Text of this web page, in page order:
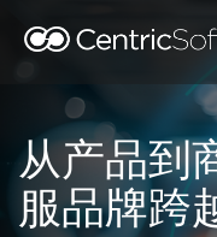
从产品到
服品牌跨